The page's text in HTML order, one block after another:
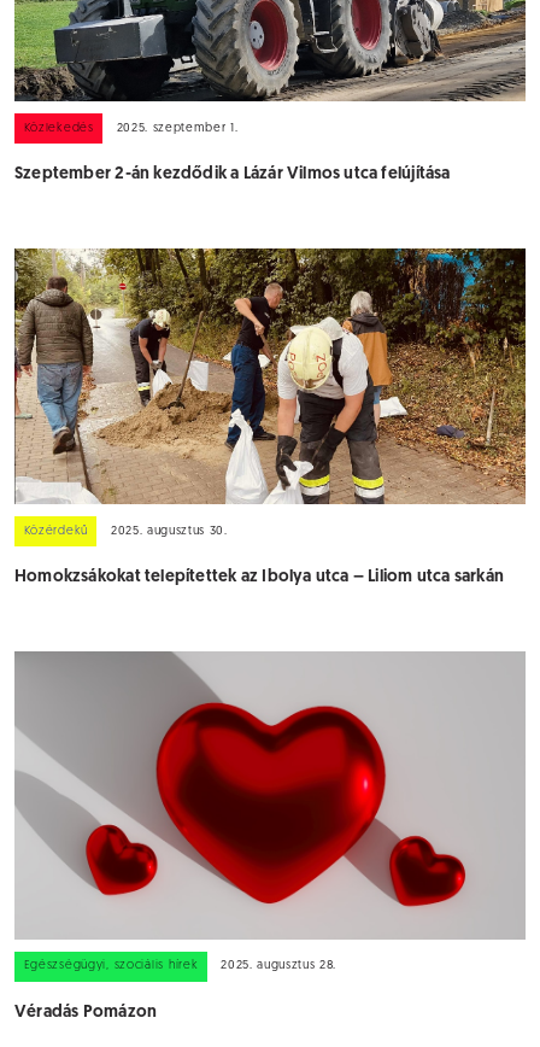
Közlekedés 2025. szeptember 1.
Szeptember 2-án kezdődik a Lázár Vilmos utca felújítása
Közérdekű 2025. augusztus 30.
Homokzsákokat telepítettek az Ibolya utca – Liliom utca sarkán
Egészségügyi, szociális hírek 2025. augusztus 28.
Véradás Pomázon